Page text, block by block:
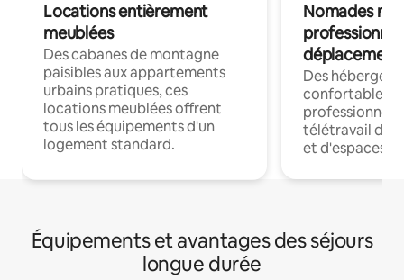
Locations entièrement
meublées
Des cabanes de montagne
paisibles aux appartements
urbains pratiques, ces
locations meublées offrent
tous les équipements d'un
logement standard.
Nomades
déplacement
Des
confortables
professionnels
télétravail
et d'espaces
Équipements et avantages des séjours
longue durée